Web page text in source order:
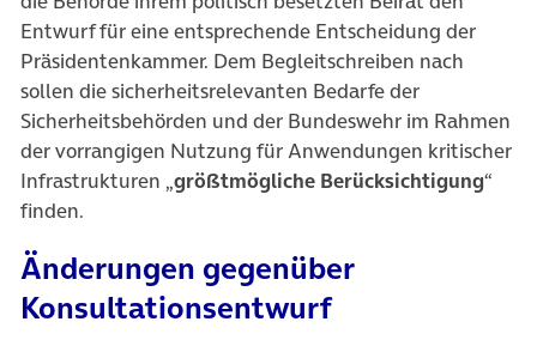
Entwurf für eine entsprechende Entscheidung der
Präsidentenkammer. Dem Begleitschreiben nach
sollen die sicherheitsrelevanten Bedarfe der
Sicherheitsbehörden und der Bundeswehr im Rahmen
der vorrangigen Nutzung für Anwendungen kritischer
Infrastrukturen „größtmögliche Berücksichtigung“
finden.
Änderungen gegenüber
Konsultationsentwurf